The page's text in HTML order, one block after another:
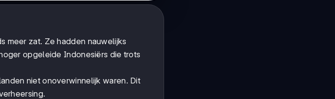
meer zat. Ze hadden nauwelijks
opgeleide Indonesiërs die trots
niet onoverwinnelijk waren. Dit